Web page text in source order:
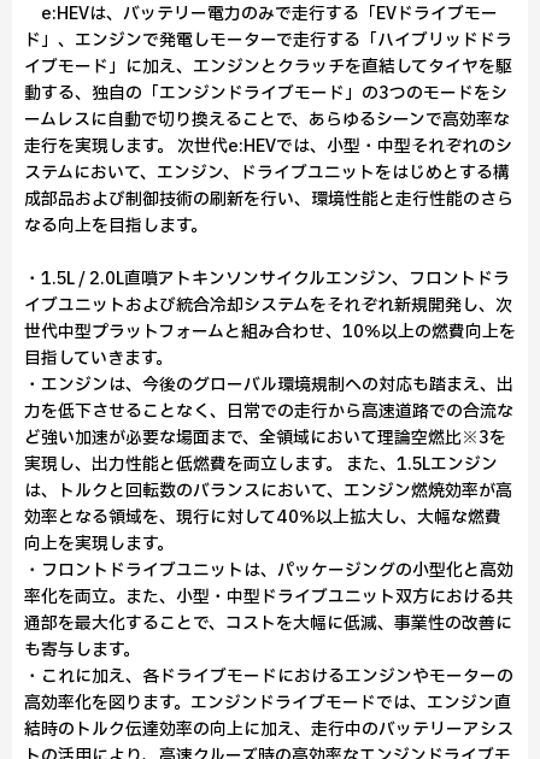
e:HEVは、バッテリー電力のみで走行する「EVドライブモー
ド」、エンジンで発電しモーターで走行する「ハイブリッドドラ
イブモード」に加え、エンジンとクラッチを直結してタイヤを駆
動する、独自の「エンジンドライブモード」の3つのモードをシ
ームレスに自動で切り換えることで、あらゆるシーンで高効率な
走行を実現します。 次世代e:HEVでは、小型・中型それぞれのシ
ステムにおいて、エンジン、ドライブユニットをはじめとする構
成部品および制御技術の刷新を行い、環境性能と走行性能のさら
なる向上を目指します。
・1.5L / 2.0L直噴アトキンソンサイクルエンジン、フロントドラ
イブユニットおよび統合冷却システムをそれぞれ新規開発し、次
世代中型プラットフォームと組み合わせ、10％以上の燃費向上を
目指していきます。
・エンジンは、今後のグローバル環境規制への対応も踏まえ、出
力を低下させることなく、日常での走行から高速道路での合流な
ど強い加速が必要な場面まで、全領域において理論空燃比※3を
実現し、出力性能と低燃費を両立します。 また、1.5Lエンジン
は、トルクと回転数のバランスにおいて、エンジン燃焼効率が高
効率となる領域を、現行に対して40％以上拡大し、大幅な燃費
向上を実現します。
・フロントドライブユニットは、パッケージングの小型化と高効
率化を両立。また、小型・中型ドライブユニット双方における共
通部を最大化することで、コストを大幅に低減、事業性の改善に
も寄与します。
・これに加え、各ドライブモードにおけるエンジンやモーターの
高効率化を図ります。エンジンドライブモードでは、エンジン直
結時のトルク伝達効率の向上に加え、走行中のバッテリーアシス